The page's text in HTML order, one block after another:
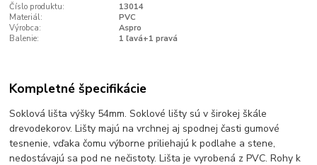
Číslo produktu:
13014
Materiál:
PVC
Výrobca:
Aspro
Balenie:
1 ľavá+1 pravá
Kompletné špecifikácie
Soklová lišta výšky 54mm. Soklové lišty sú v širokej škále
drevodekorov. Lišty majú na vrchnej aj spodnej časti gumové
tesnenie, vďaka čomu výborne priliehajú k podlahe a stene,
nedostávajú sa pod ne nečistoty. Lišta je vyrobená z PVC. Rohy k